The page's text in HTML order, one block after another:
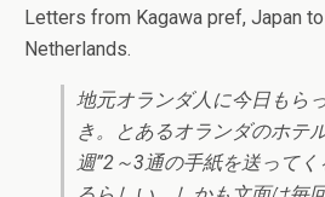
Letters from Kagawa pref, Japan
Netherlands.
地元オランダ人に今日もら
き。とあるオランダのホテ
週”2～3通の手紙を送って